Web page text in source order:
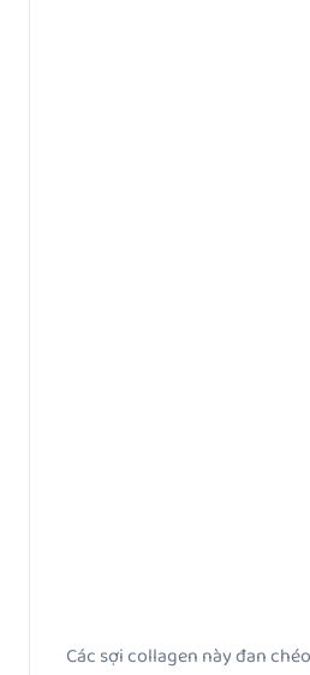
Các sợi collagen này đan